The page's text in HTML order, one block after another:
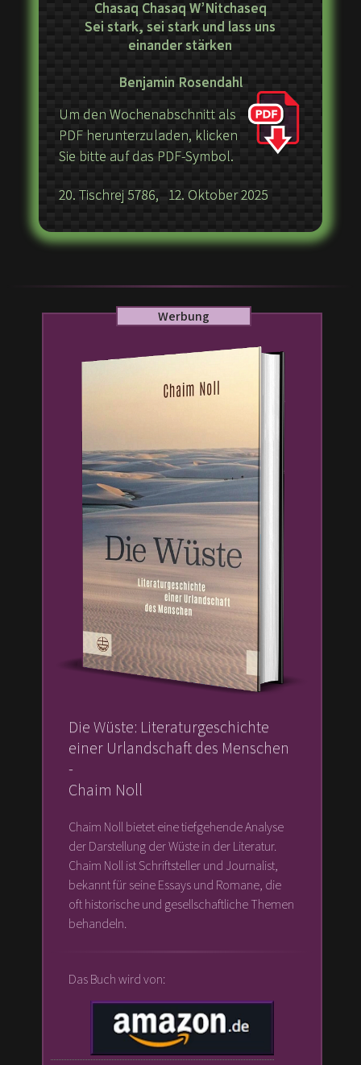
Chasaq Chasaq W’Nitchaseq
Sei stark, sei stark und lass uns
einander stärken
Benjamin Rosendahl
Um den Wochenabschnitt als
PDF herunterzuladen, klicken
Sie bitte auf das PDF-Symbol.
20. Tischrej 5786, 12. Oktober 2025
Werbung
Die Wüste: Literaturgeschichte
einer Urlandschaft des Menschen
-
Chaim Noll
Chaim Noll bietet eine tiefgehende Analyse
der Darstellung der Wüste in der Literatur.
Chaim Noll ist Schriftsteller und Journalist,
bekannt für seine Essays und Romane, die
oft historische und gesellschaftliche Themen
behandeln.
Das Buch wird von: